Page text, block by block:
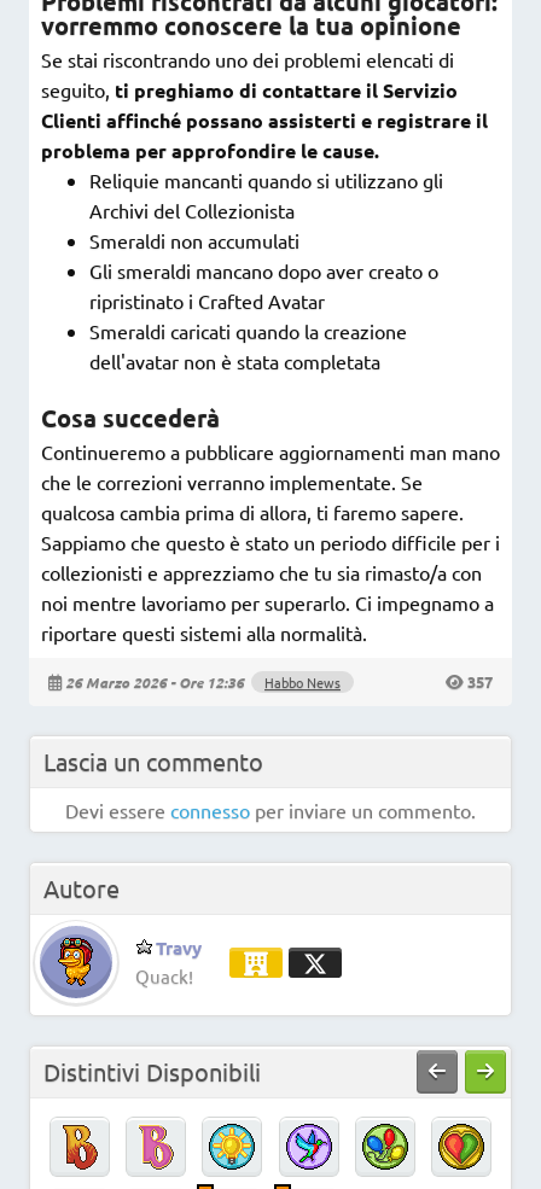
vorremmo conoscere la tua opinione
Se stai riscontrando uno dei problemi elencati di
seguito, ti preghiamo di contattare il Servizio
Clienti affinché possano assisterti e registrare il
problema per approfondire le cause.
Reliquie mancanti quando si utilizzano gli
Archivi del Collezionista
Smeraldi non accumulati
Gli smeraldi mancano dopo aver creato o
ripristinato i Crafted Avatar
Smeraldi caricati quando la creazione
dell'avatar non è stata completata
Cosa succederà
Continueremo a pubblicare aggiornamenti man mano
che le correzioni verranno implementate. Se
qualcosa cambia prima di allora, ti faremo sapere.
Sappiamo che questo è stato un periodo difficile per i
collezionisti e apprezziamo che tu sia rimasto/a con
noi mentre lavoriamo per superarlo. Ci impegnamo a
riportare questi sistemi alla normalità.
26 Marzo 2026 - Ore 12:36 Habbo News 357
Lascia un commento
Devi essere connesso per inviare un commento.
Autore
Travy
Quack!
Distintivi Disponibili